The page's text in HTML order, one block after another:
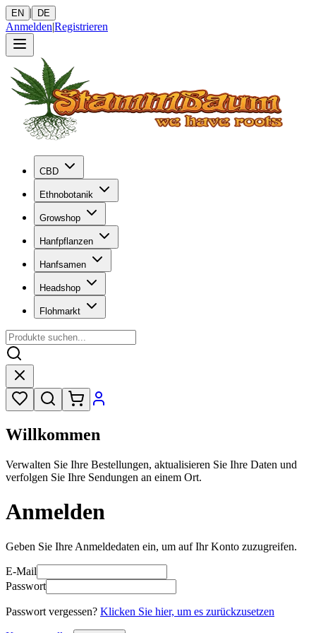
EN | DE
Anmelden|Registrieren
CBD
Ethnobotanik
Growshop
Hanfpflanzen
Hanfsamen
Headshop
Flohmarkt
Willkommen
Verwalten Sie Ihre Bestellungen, aktualisieren Sie Ihre Daten und
verfolgen Sie Ihre Sendungen an einem Ort.
Anmelden
Geben Sie Ihre Anmeldedaten ein, um auf Ihr Konto zuzugreifen.
E-Mail
Passwort
Passwort vergessen? Klicken Sie hier, um es zurückzusetzen